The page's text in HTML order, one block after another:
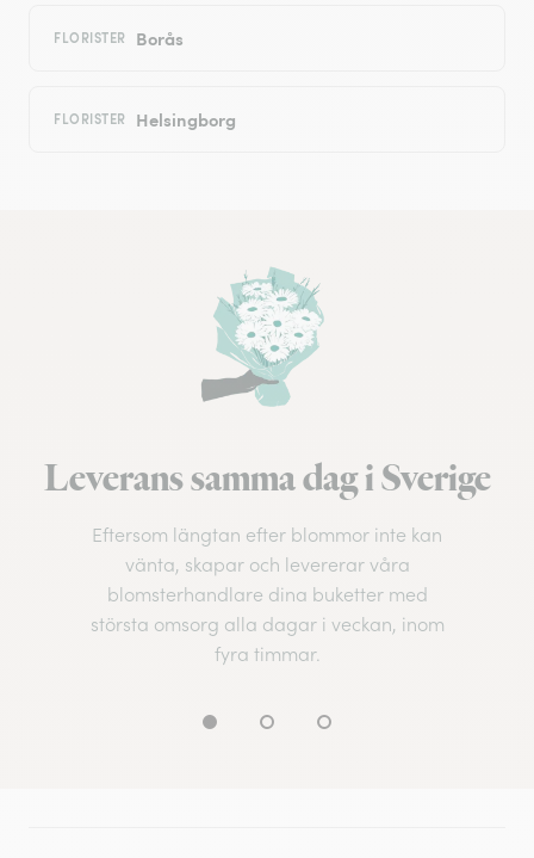
FLORISTER Borås
FLORISTER Helsingborg
Leverans samma dag i Sverige
Eftersom längtan efter blommor inte kan
vänta, skapar och levererar våra
blomsterhandlare dina buketter med
största omsorg alla dagar i veckan, inom
fyra timmar.